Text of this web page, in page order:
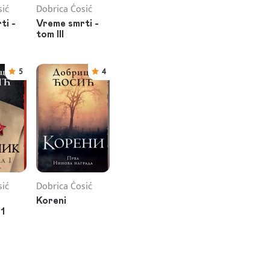
-
Dobrica Ćosić
Vreme smrti -
tom III
5 4
Dobrica Ćosić
Koreni